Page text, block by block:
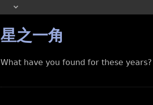
星之一角
What have you found for these years?